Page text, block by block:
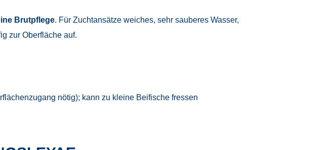
Brutpflege. Für Zuchtansätze weiches, sehr sauberes Wasser,
zur Oberfläche auf.
nötig); kann zu kleine Beifische fressen